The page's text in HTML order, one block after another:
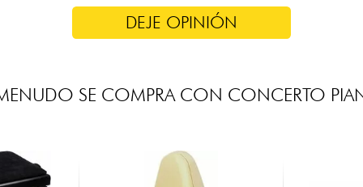
DEJE OPINIÓN
SE COMPRA CON CONCERTO